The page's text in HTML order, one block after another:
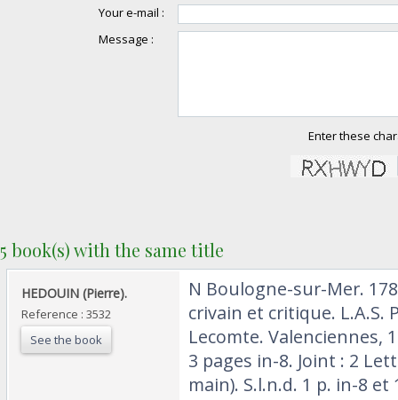
Your e-mail :
Message :
Enter these
5 book(s) with the same title
‎HEDOUIN (Pierre).‎
Reference : 3532
See the book
‎N Boulogne-sur-Mer.
crivain et critique. L.A.S.
Lecomte. Valenciennes,
3 pages in-8. Joint : 2
main). S.l.n.d. 1 p. in-8 et